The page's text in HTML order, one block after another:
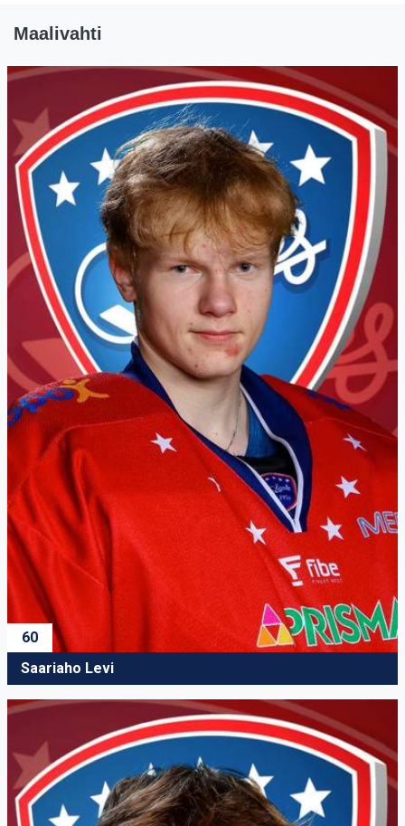
Maalivahti
60
Saariaho Levi